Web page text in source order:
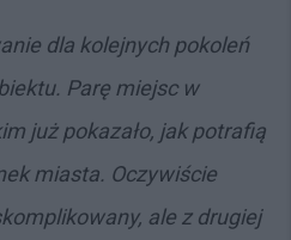
dla kolejnych pokoleń
Parę miejsc w
już pokazało, jak potrafią
miasta. Oczywiście
ale z drugiej